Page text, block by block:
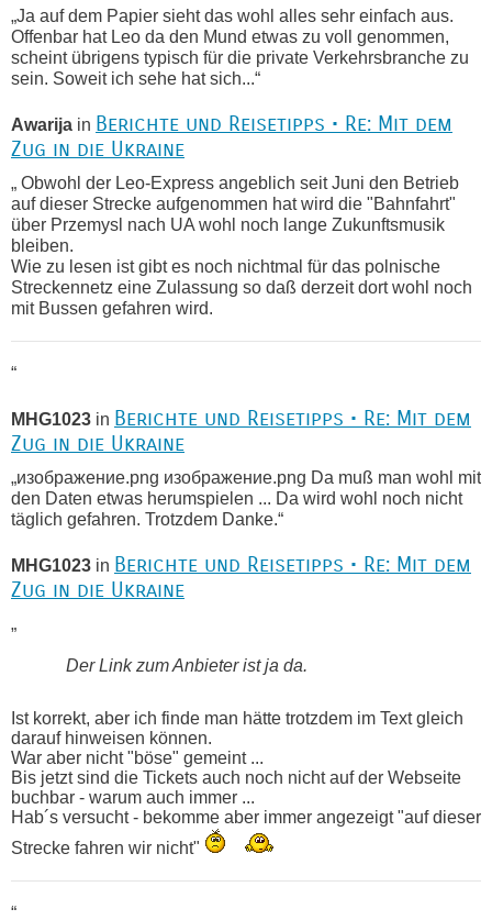
„Ja auf dem Papier sieht das wohl alles sehr einfach aus.
Offenbar hat Leo da den Mund etwas zu voll genommen,
scheint übrigens typisch für die private Verkehrsbranche zu
sein. Soweit ich sehe hat sich...“
Awarija in Berichte und Reisetipps • Re: Mit dem
Zug in die Ukraine
„ Obwohl der Leo-Express angeblich seit Juni den Betrieb
auf dieser Strecke aufgenommen hat wird die "Bahnfahrt"
über Przemysl nach UA wohl noch lange Zukunftsmusik
bleiben.
Wie zu lesen ist gibt es noch nichtmal für das polnische
Streckennetz eine Zulassung so daß derzeit dort wohl noch
mit Bussen gefahren wird.
“
MHG1023 in Berichte und Reisetipps • Re: Mit dem
Zug in die Ukraine
„изображение.png изображение.png Da muß man wohl mit
den Daten etwas herumspielen ... Da wird wohl noch nicht
täglich gefahren. Trotzdem Danke.“
MHG1023 in Berichte und Reisetipps • Re: Mit dem
Zug in die Ukraine
„
Der Link zum Anbieter ist ja da.
Ist korrekt, aber ich finde man hätte trotzdem im Text gleich
darauf hinweisen können.
War aber nicht "böse" gemeint ...
Bis jetzt sind die Tickets auch noch nicht auf der Webseite
buchbar - warum auch immer ...
Hab´s versucht - bekomme aber immer angezeigt "auf dieser
Strecke fahren wir nicht"
“